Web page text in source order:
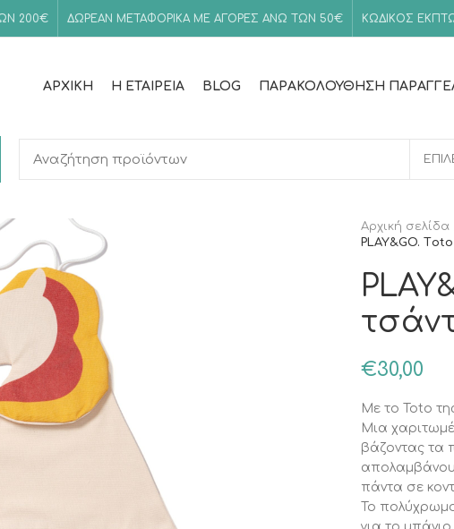
200€ ΔΩΡΕΑΝ ΜΕΤΑΦΟΡΙΚΑ ΜΕ ΑΓΟΡΕΣ ΑΝΩ ΤΩΝ 50€ ΚΩΔΙΚΟΣ
ΑΡΧΙΚΉ Η ΕΤΑΙΡΕΊΑ BLOG ΠΑΡΑΚΟΛΟΎΘΗΣΗ
Αρχική σελίδα
PLAY&GO.
€30,00
Με το Toto
Μια
βάζοντας τα
πάντα σε
Το